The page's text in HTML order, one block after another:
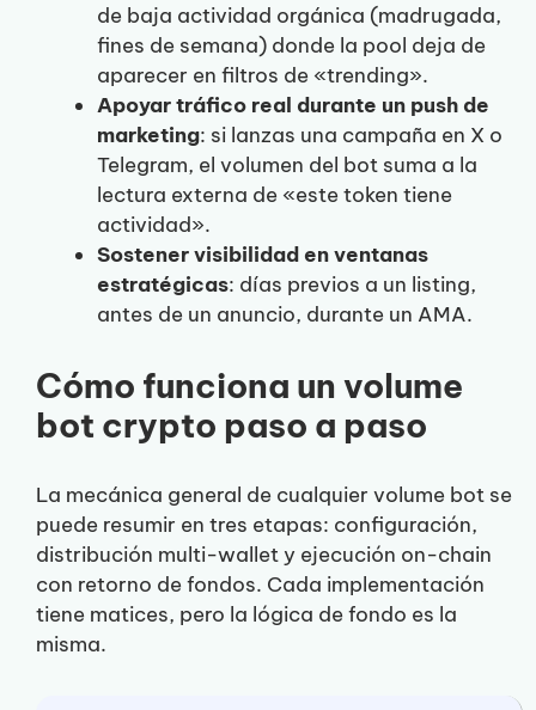
de baja actividad orgánica (madrugada,
fines de semana) donde la pool deja de
aparecer en filtros de «trending».
Apoyar tráfico real durante un push de
marketing: si lanzas una campaña en X o
Telegram, el volumen del bot suma a la
lectura externa de «este token tiene
actividad».
Sostener visibilidad en ventanas
estratégicas: días previos a un listing,
antes de un anuncio, durante un AMA.
Cómo funciona un volume
bot crypto paso a paso
La mecánica general de cualquier volume bot se
puede resumir en tres etapas: configuración,
distribución multi-wallet y ejecución on-chain
con retorno de fondos. Cada implementación
tiene matices, pero la lógica de fondo es la
misma.